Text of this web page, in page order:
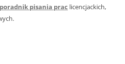
poradnik pisania prac licencjackich,